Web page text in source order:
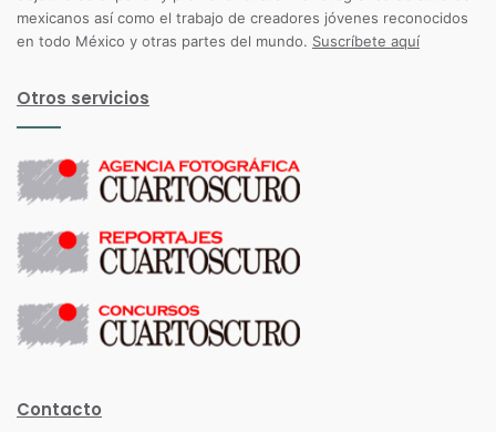
mexicanos así como el trabajo de creadores jóvenes reconocidos
en todo México y otras partes del mundo. Suscríbete aquí
Otros servicios
Contacto